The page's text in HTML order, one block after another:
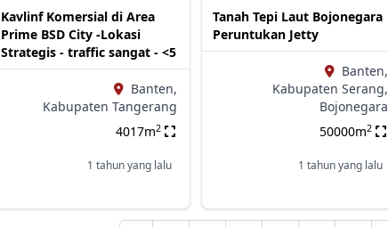
Kavlinf Komersial di Area
Prime BSD City -Lokasi
Strategis - traffic sangat - <5
Banten,
Kabupaten Tangerang
4017m2
1 tahun yang lalu
Tanah Tepi Laut Bojonegara
Peruntukan Jetty
Banten,
Kabupaten Serang,
Bojonegara
50000m2
1 tahun yang lalu